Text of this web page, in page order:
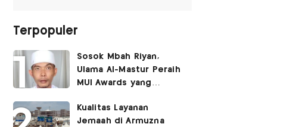
Terpopuler
Sosok Mbah Riyan,
Ulama Al-Mastur Peraih
MUI Awards yang
Tukang Bangunan
Kualitas Layanan
Jemaah di Armuzna